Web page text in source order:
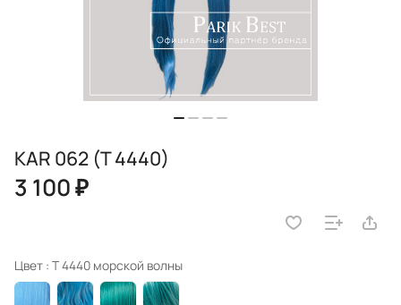
KAR 062 (T 4440)
3 100 ₽
Цвет : T 4440 морской волны